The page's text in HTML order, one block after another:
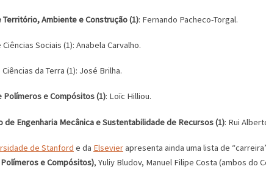
Território, Ambiente e Construção (1): Fernando Pacheco-Torgal.
Sociais (1): Anabela Carvalho.
da Terra (1): José Brilha.
Polímeros e Compósitos (1): Loïc Hilliou.
de Engenharia Mecânica e Sustentabilidade de Recursos (1): Rui
de Stanford e da Elsevierapresenta ainda uma lista de
e Compósitos), Yuliy Bludov, Manuel Filipe Costa (ambos do